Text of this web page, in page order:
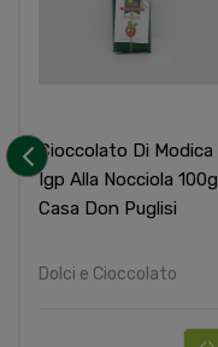
Cioccolato Di Modica
Igp Alla Nocciola 100g
Casa Don Puglisi
Dolci e Cioccolato